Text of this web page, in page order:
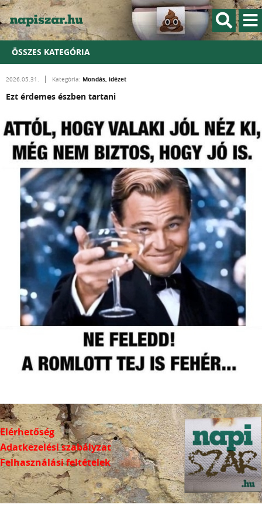
ÖSSZES KATEGÓRIA
2026.05.31. Kategória: Mondás, idézet
Ezt érdemes észben tartani
Elérhetőség
Adatkezelési szabályzat
Felhasználási feltételek